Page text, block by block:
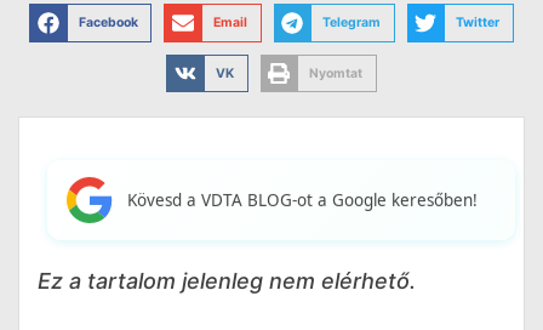
Facebook Email Telegram Twitter
VK Nyomtat
Kövesd a VDTA BLOG-ot a Google keresőben!
Ez a tartalom jelenleg nem elérhető.